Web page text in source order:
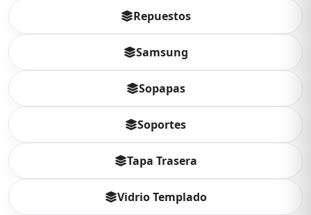
Repuestos
Samsung
Sopapas
Soportes
Tapa Trasera
Vidrio Templado